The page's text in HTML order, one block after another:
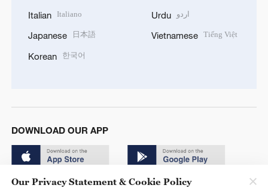
Italian Italiano
Japanese 日本語
Korean 한국어
Urdu اردو
Vietnamese Tiếng Việt
DOWNLOAD OUR APP
Our Privacy Statement & Cookie Policy